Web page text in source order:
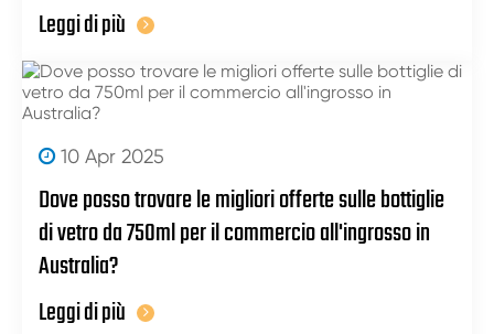
Leggi di più
10 Apr 2025
Dove posso trovare le migliori offerte sulle bottiglie
di vetro da 750ml per il commercio all'ingrosso in
Australia?
Leggi di più